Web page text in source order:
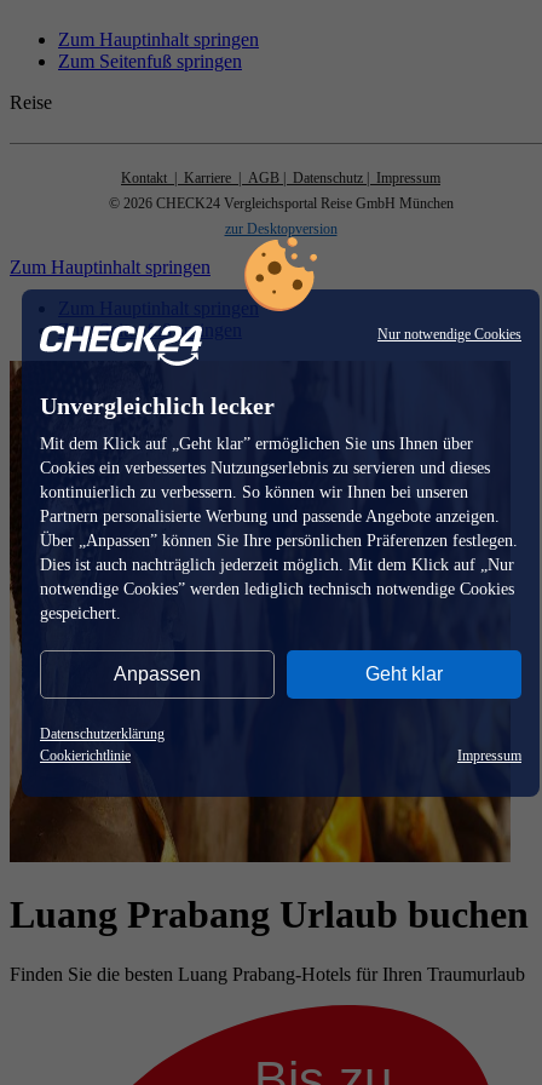
Nur notwendige Cookies
Unvergleichlich lecker
Mit dem Klick auf „Geht klar” ermöglichen Sie uns Ihnen über
Cookies ein verbessertes Nutzungserlebnis zu servieren und dieses
kontinuierlich zu verbessern. So können wir Ihnen bei unseren
Partnern personalisierte Werbung und passende Angebote anzeigen.
Über „Anpassen” können Sie Ihre persönlichen Präferenzen festlegen.
Dies ist auch nachträglich jederzeit möglich. Mit dem Klick auf „Nur
notwendige Cookies” werden lediglich technisch notwendige Cookies
gespeichert.
Anpassen Geht klar
Datenschutzerklärung
Cookierichtlinie
Impressum
Zum Hauptinhalt springen
Zum Seitenfuß springen
Reise
Kontakt | Karriere | AGB | Datenschutz
| Impressum
© 2026 CHECK24 Vergleichsportal Reise GmbH München
zur Desktopversion
Zum Hauptinhalt springen
Zum Hauptinhalt springen
Zum Seitenfuß springen
Luang Prabang Urlaub buchen
Finden Sie die besten Luang Prabang-Hotels für Ihren Traumurlaub